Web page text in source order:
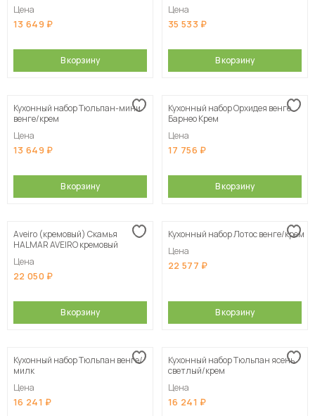
Цена
13 649
В корзину
Цена
35 533
В корзину
Кухонный набор Тюльпан-мини
венге/крем
Цена
13 649
В корзину
Кухонный набор Орхидея венге
Барнео Крем
Цена
17 756
В корзину
Aveiro (кремовый) Скамья
HALMAR AVEIRO кремовый
Цена
22 050
В корзину
Кухонный набор Лотос венге/крем
Цена
22 577
В корзину
Кухонный набор Тюльпан венге/
милк
Цена
16 241
Кухонный набор Тюльпан ясень
светлый/крем
Цена
16 241